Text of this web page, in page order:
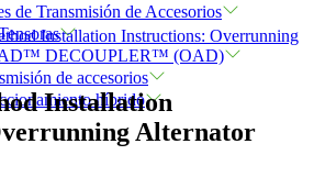
de Transmisión de Accesorios
DECOUPLER™ (OAD)
de accesorios
híbrido
Installation
Alternator